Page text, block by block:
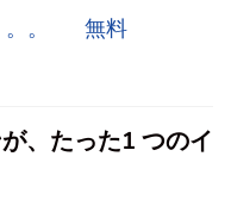
。
無料
、たった1 つのイ